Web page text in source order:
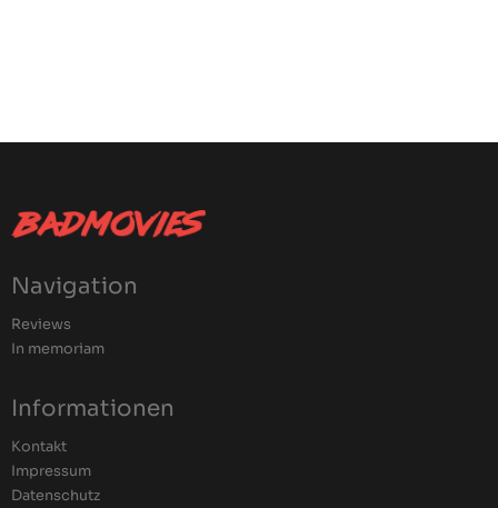
Navigation
Reviews
In memoriam
Informationen
Kontakt
Impressum
Datenschutz